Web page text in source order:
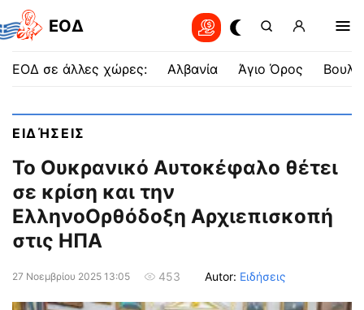
EOΔ
ΕΟΔ σε άλλες χώρες: Αλβανία Άγιο Όρος
ΕΙΔΉΣΕΙΣ
Το Ουκρανικό Αυτοκέφαλο θέτει
σε κρίση και την
ΕλληνοΟρθόδοξη Αρχιεπισκοπή
στις ΗΠΑ
27 Νοεμβρίου 2025 13:05 453 Autor: Ειδήσεις